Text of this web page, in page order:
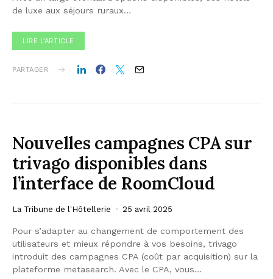
de luxe aux séjours ruraux…
LIRE L'ARTICLE
PARTAGER
Nouvelles campagnes CPA sur
trivago disponibles dans
l’interface de RoomCloud
La Tribune de l'Hôtellerie 25 avril 2025
Pour s’adapter au changement de comportement des
utilisateurs et mieux répondre à vos besoins, trivago
introduit des campagnes CPA (coût par acquisition) sur la
plateforme metasearch. Avec le CPA, vous…